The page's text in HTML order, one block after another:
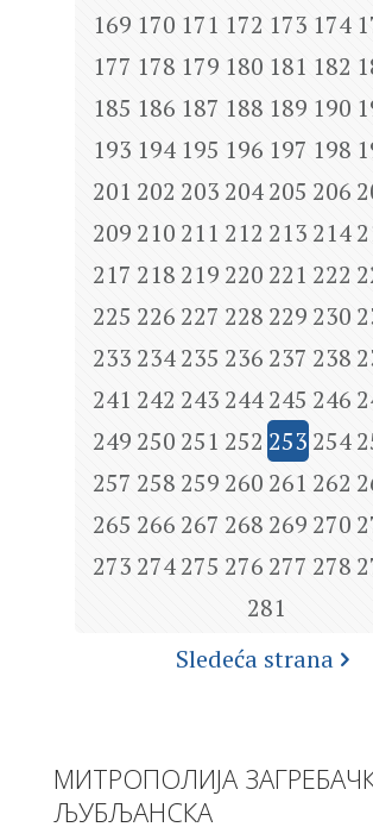
169 170 171 172 173 174
177 178 179 180 181 182
185 186 187 188 189 190
193 194 195 196 197 198
201 202 203 204205 206
209 210 211 212 213 214
217 218 219 220 221 222
225 226 227 228 229 230
233 234235 236 237 238
241 242 243 244245 246
249 250 251 252 253 254
257 258 259 260 261 262
265 266 267 268 269 270
273 274275 276 277 278
281
Sledeća strana
МИТРОПОЛИЈА
ЉУБЉАНСКА